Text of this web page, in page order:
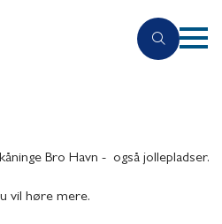
Bro Havn - også jollepladser.
vil høre mere.